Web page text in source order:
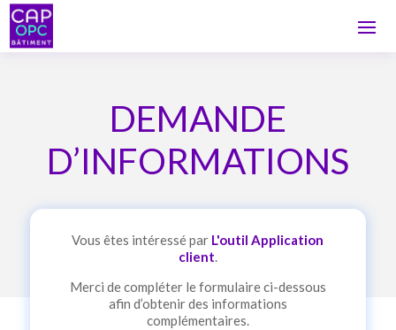
DEMANDE
D’INFORMATIONS
Vous êtes intéressé par L'outil Application
client.
Merci de compléter le formulaire ci-dessous
afin d’obtenir des informations
complémentaires.